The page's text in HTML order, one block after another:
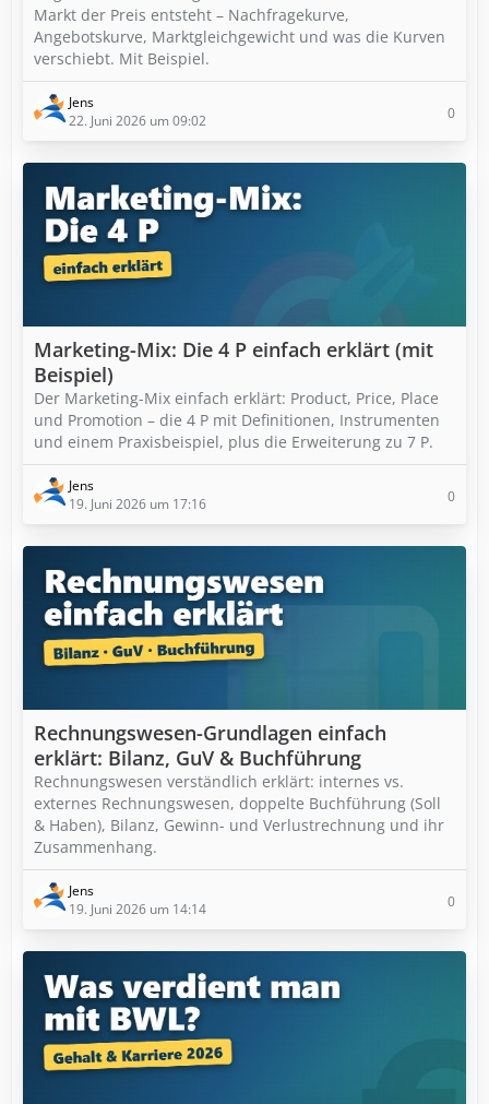
Markt der Preis entsteht – Nachfragekurve,
Angebotskurve, Marktgleichgewicht und was die Kurven
verschiebt. Mit Beispiel.
Jens
22. Juni 2026 um 09:02
0
Marketing-Mix: Die 4 P einfach erklärt (mit
Beispiel)
Der Marketing-Mix einfach erklärt: Product, Price, Place
und Promotion – die 4 P mit Definitionen, Instrumenten
und einem Praxisbeispiel, plus die Erweiterung zu 7 P.
Jens
19. Juni 2026 um 17:16
0
Rechnungswesen-Grundlagen einfach
erklärt: Bilanz, GuV & Buchführung
Rechnungswesen verständlich erklärt: internes vs.
externes Rechnungswesen, doppelte Buchführung (Soll
& Haben), Bilanz, Gewinn- und Verlustrechnung und ihr
Zusammenhang.
Jens
19. Juni 2026 um 14:14
0